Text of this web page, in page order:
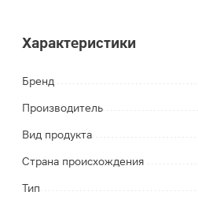
Характеристики
Бренд
Производитель
Вид продукта
Страна происхождения
Тип